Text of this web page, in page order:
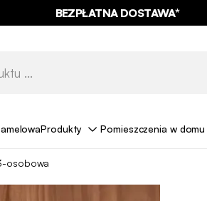
BEZPŁATNA DOSTAWA*
Produkty Pomieszczenia w domu
osobowa